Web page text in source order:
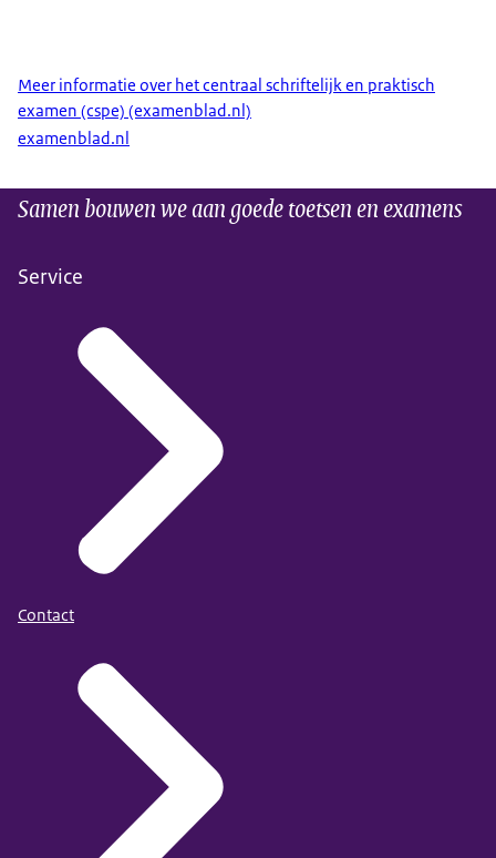
Meer informatie over het centraal schriftelijk en praktisch
examen (cspe) (examenblad.nl)
examenblad.nl
Samen bouwen we aan goede toetsen en examens
Service
Contact